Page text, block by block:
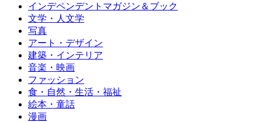
インデペンデントマガジン＆ブック
文学・人文学
写真
アート・デザイン
建築・インテリア
音楽・映画
ファッション
食・自然・生活・福祉
絵本・童話
漫画